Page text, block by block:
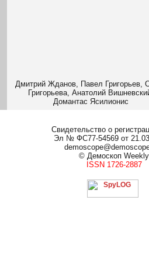
Дмитрий Жданов, Павел Григорьев,
Григорьева, Анатолий
Домантас Ясилионис
Свидетельство о
Эл № ФС77-54569 от
© Демоскоп Weekly
ISSN 1726-2887